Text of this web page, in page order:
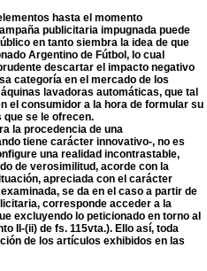
hasta el momento
publicitaria impugnada puede
en tanto siembra la idea de que
Argentino de Fútbol, lo cual
descartar el impacto negativo
categoría en el mercado de los
lavadoras automáticas, que tal
el consumidor a la hora de formular su
se le ofrecen.
la procedencia de una
tiene carácter innovativo-, no es
una realidad incontrastable,
de verosimilitud, acorde con la
apreciada con el carácter
se da en el caso a partir de
corresponde acceder a la
excluyendo lo peticionado en torno al
II-(ii) de fs. 115vta.). Ello así, toda
de los artículos exhibidos en las